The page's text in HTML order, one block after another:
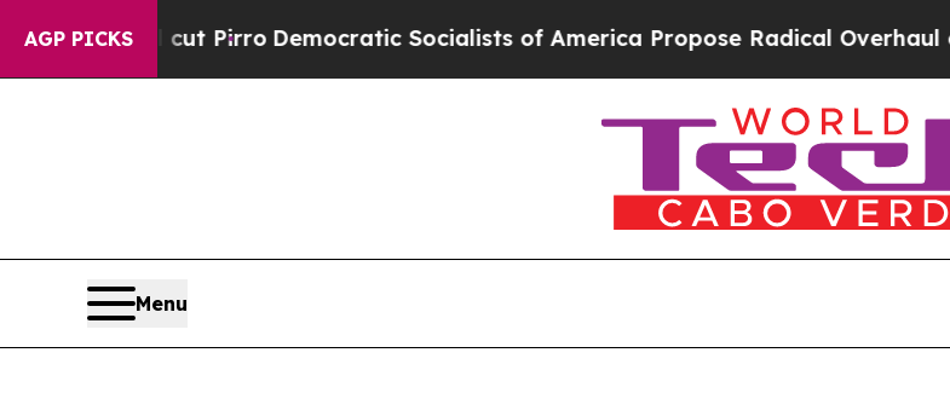
AGP PICKS
cut Pirro Democratic Socialists of America Propose Radical Overhaul of US Govt
Menu